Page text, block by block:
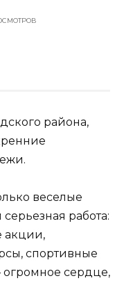
района,
веселые
работа:
акции,
спортивные
огромное сердце,